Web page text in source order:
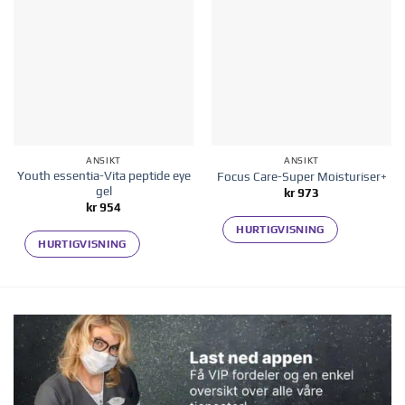
ANSIKT
Youth essentia-Vita peptide eye
gel
kr954
HURTIGVISNING
ANSIKT
Focus Care-Super Moisturiser+
kr973
HURTIGVISNING